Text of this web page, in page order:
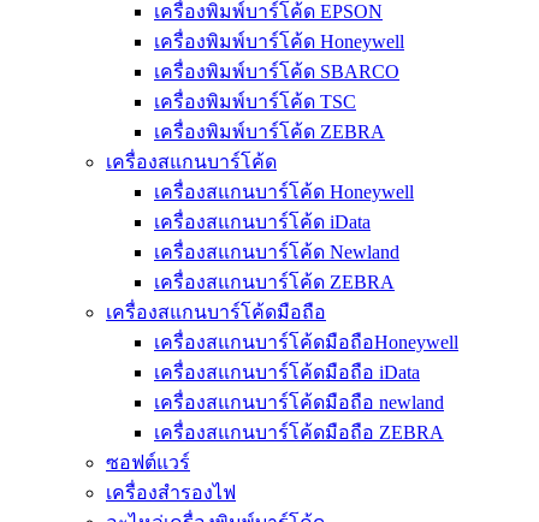
เครื่องพิมพ์บาร์โค้ด EPSON
เครื่องพิมพ์บาร์โค้ด Honeywell
เครื่องพิมพ์บาร์โค้ด SBARCO
เครื่องพิมพ์บาร์โค้ด TSC
เครื่องพิมพ์บาร์โค้ด ZEBRA
เครื่องสแกนบาร์โค้ด
เครื่องสแกนบาร์โค้ด Honeywell
เครื่องสแกนบาร์โค้ด iData
เครื่องสแกนบาร์โค้ด Newland
เครื่องสแกนบาร์โค้ด ZEBRA
เครื่องสแกนบาร์โค้ดมือถือ
เครื่องสแกนบาร์โค้ดมือถือHoneywell
เครื่องสแกนบาร์โค้ดมือถือ iData
เครื่องสแกนบาร์โค้ดมือถือ newland
เครื่องสแกนบาร์โค้ดมือถือ ZEBRA
ซอฟต์แวร์
เครื่องสำรองไฟ